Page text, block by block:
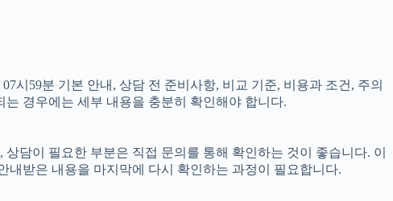
시59분 기본 안내, 상담 전 준비사항, 비교 기준, 비용과 조건, 주의
경우에는 세부 내용을 충분히 확인해야 합니다.
담이 필요한 부분은 직접 문의를 통해 확인하는 것이 좋습니다. 이
받은 내용을 마지막에 다시 확인하는 과정이 필요합니다.